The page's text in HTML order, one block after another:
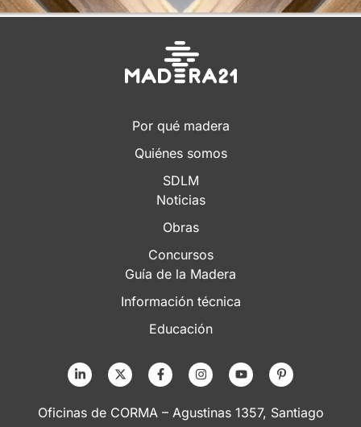
Por qué madera
Quiénes somos
SDLM
Noticias
Obras
Concursos
Guía de la Madera
Información técnica
Educación
Oficinas de CORMA – Agustinas 1357, Santiago